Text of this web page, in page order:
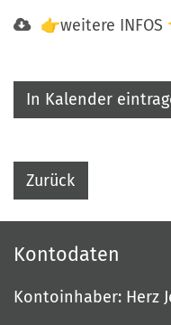
👉weitere INFOS
In Kalender
Zurück
Kontodaten
Kontoinhaber: Herz